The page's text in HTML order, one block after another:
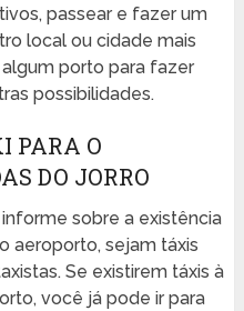
passear e fazer um
local ou cidade mais
porto para fazer
possibilidades.
PARA O
DO JORRO
sobre a existência
aeroporto, sejam táxis
Se existirem táxis à
você já pode ir para